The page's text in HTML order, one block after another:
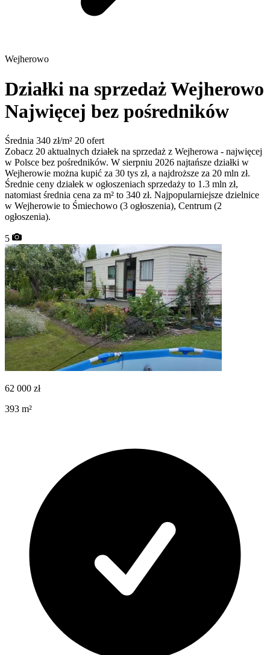
Wejherowo
Działki na sprzedaż Wejherowo
Najwięcej bez pośredników
Średnia 340 zł/m² 20 ofert
Zobacz 20 aktualnych działek na sprzedaż z Wejherowa - najwięcej
w Polsce bez pośredników. W sierpniu 2026 najtańsze działki w
Wejherowie można kupić za 30 tys zł, a najdroższe za 20 mln zł.
Średnie ceny działek w ogłoszeniach sprzedaży to 1.3 mln zł,
natomiast średnia cena za m² to 340 zł. Najpopularniejsze dzielnice
w Wejherowie to Śmiechowo (3 ogłoszenia), Centrum (2
ogłoszenia).
5
62 000 zł
393 m²